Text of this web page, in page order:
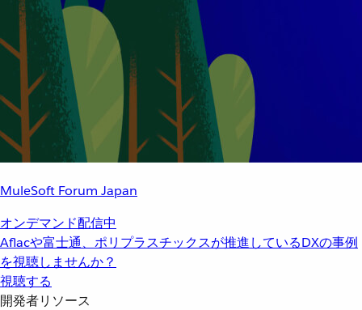
MuleSoft Forum Japan
オンデマンド配信中
Aflacや富士通、ポリプラスチックスが推進しているDXの事例
を視聴しませんか？
視聴する
開発者リソース